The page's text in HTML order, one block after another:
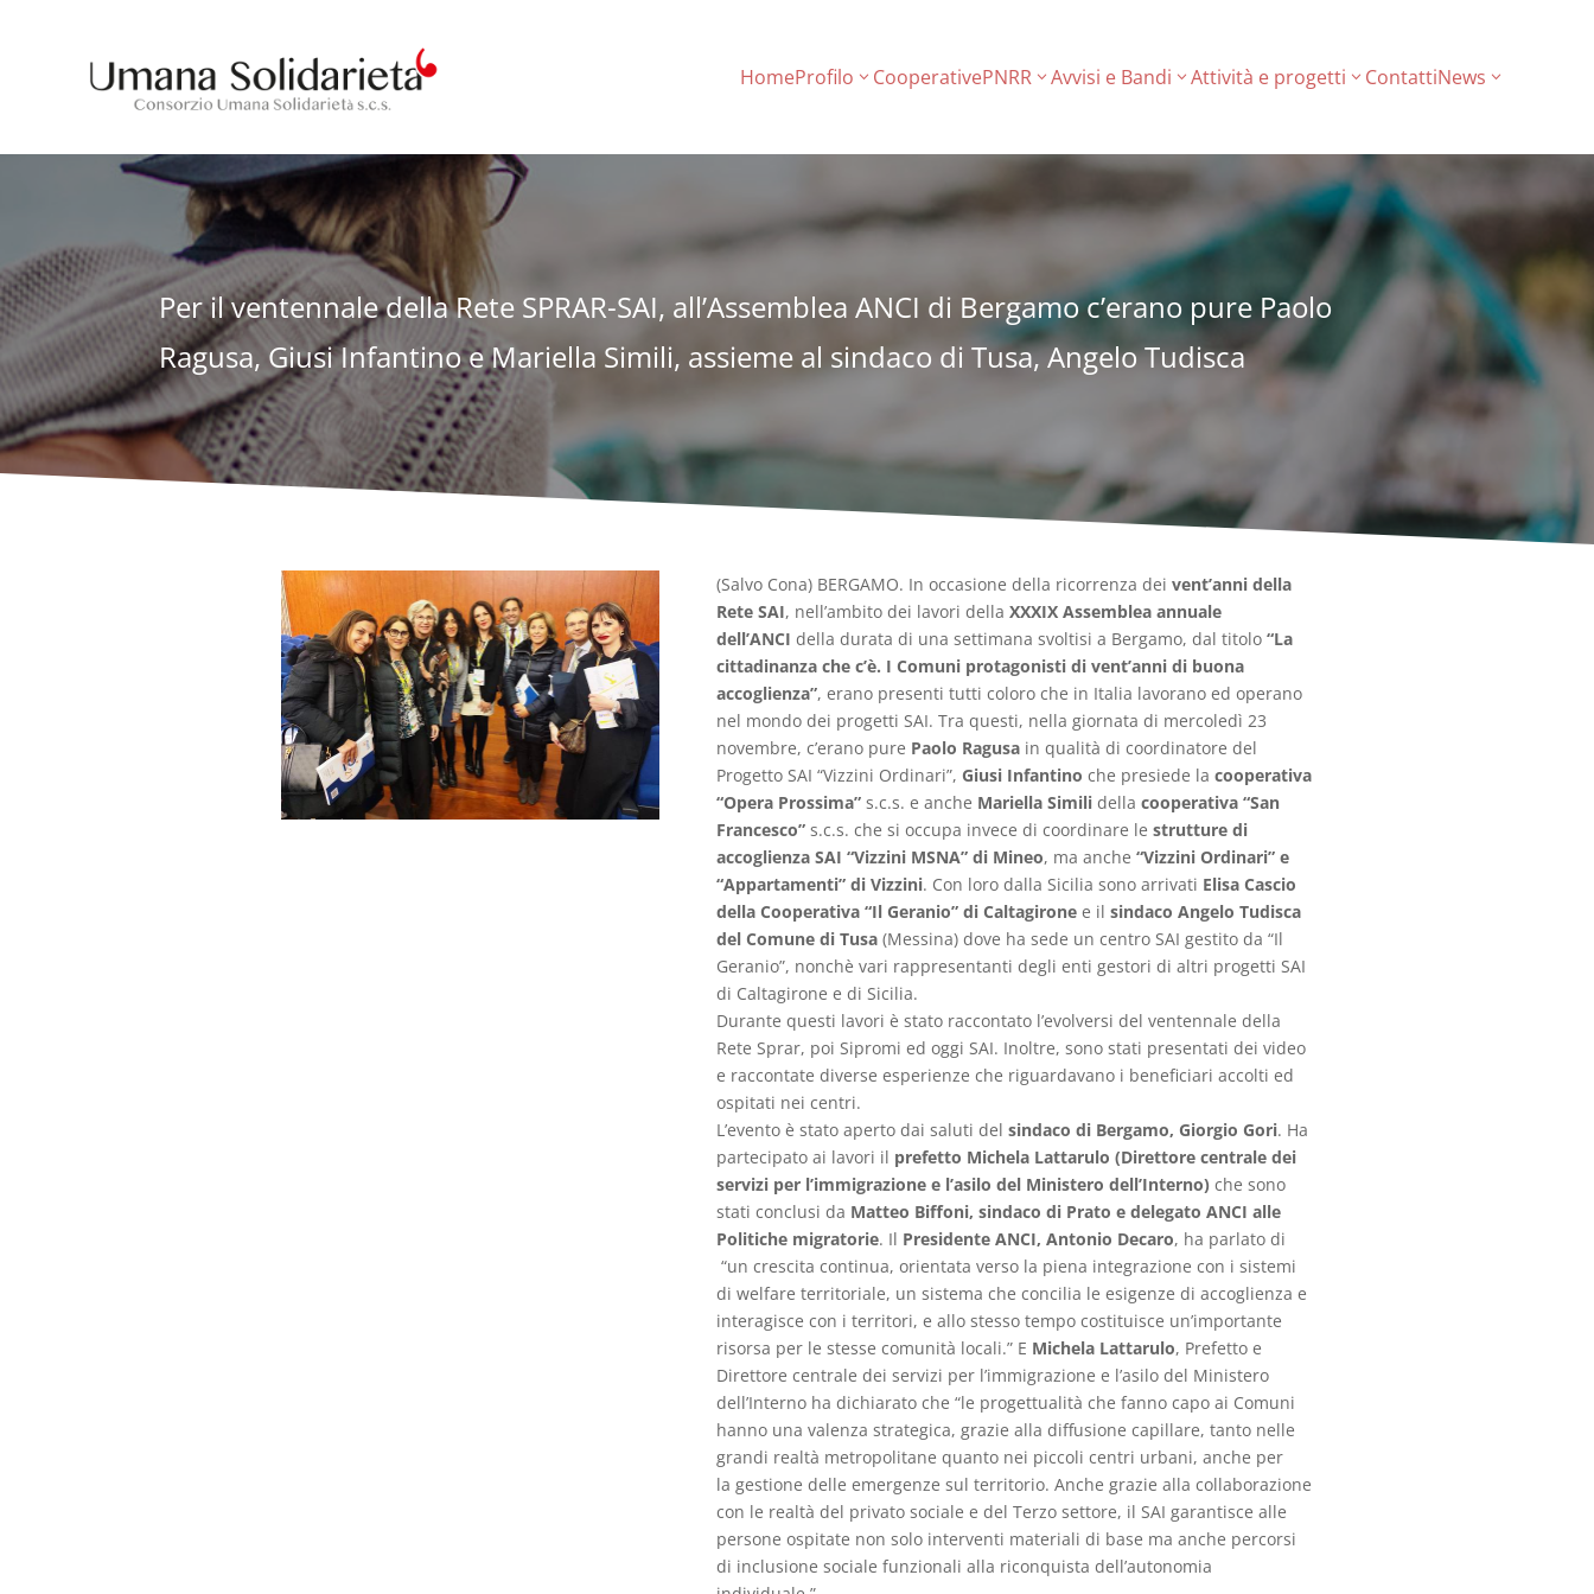
HomeProfilo CooperativePNRR Avvisi e Bandi Attività e progetti ContattiNews
Per il ventennale della Rete SPRAR-SAI, all’Assemblea ANCI di Bergamo c’erano pure Paolo
Ragusa, Giusi Infantino e Mariella Simili, assieme al sindaco di Tusa, Angelo Tudisca
(Salvo Cona) BERGAMO. In occasione della ricorrenza deivent’anni della
Rete SAI, nell’ambito dei lavori dellaXXXIX Assemblea annuale
dell’ANCI della durata di una settimana svoltisi a Bergamo, dal titolo “La
cittadinanza che c’è. I Comuni protagonisti di vent’anni di buona
accoglienza”, erano presenti tutti coloro che in Italia lavorano ed operano
nel mondo dei progetti SAI. Tra questi, nella giornata di mercoledì 23
novembre, c’erano pure Paolo Ragusa in qualità di coordinatore del
Progetto SAI “Vizzini Ordinari”, Giusi Infantino che presiede lacooperativa
“Opera Prossima”s.c.s. e anche Mariella Simili dellacooperativa “San
Francesco” s.c.s. che si occupa invece di coordinare lestrutture di
accoglienza SAI “Vizzini MSNA” di Mineo, ma anche“Vizzini Ordinari” e
“Appartamenti” di Vizzini. Con loro dalla Sicilia sono arrivati Elisa Cascio
della Cooperativa “Il Geranio” di Caltagirone e ilsindaco Angelo Tudisca
del Comune di Tusa(Messina) dove ha sede un centro SAI gestito da “Il
Geranio”, nonchè vari rappresentanti degli enti gestori di altri progetti SAI
di Caltagirone e di Sicilia.
Durante questi lavori è stato raccontato l’evolversi del ventennale della
Rete Sprar, poi Sipromi ed oggi SAI. Inoltre, sono stati presentati dei video
e raccontate diverse esperienze che riguardavano i beneficiari accolti ed
ospitati nei centri.
L’evento è stato aperto dai saluti delsindaco di Bergamo, Giorgio Gori. Ha
partecipato ai lavori il prefetto Michela Lattarulo (Direttore centrale dei
servizi per l’immigrazione e l’asilo del Ministero dell’Interno) che sono
stati conclusi da Matteo Biffoni, sindaco di Prato e delegato ANCI alle
Politiche migratorie. Il Presidente ANCI, Antonio Decaro, ha parlato di
“un crescita continua, orientata verso la piena integrazione con i sistemi
di welfare territoriale, un sistema che concilia le esigenze di accoglienza e
interagisce con i territori, e allo stesso tempo costituisce un’importante
risorsa per le stesse comunità locali.” E Michela Lattarulo, Prefetto e
Direttore centrale dei servizi per l’immigrazione e l’asilo del Ministero
dell’Interno ha dichiarato che “le progettualità che fanno capo ai Comuni
hanno una valenza strategica, grazie alla diffusione capillare, tanto nelle
grandi realtà metropolitane quanto nei piccoli centri urbani, anche per
la gestione delle emergenze sul territorio. Anche grazie alla collaborazione
con le realtà del privato sociale e del Terzo settore, il SAI garantisce alle
persone ospitate non solo interventi materiali di base ma anche percorsi
di inclusione sociale funzionali alla riconquista dell’autonomia